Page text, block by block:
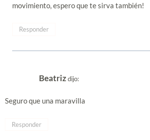
movimiento, espero que te sirva también!
Responder
Beatrizdijo:
Seguro que una maravilla
Responder